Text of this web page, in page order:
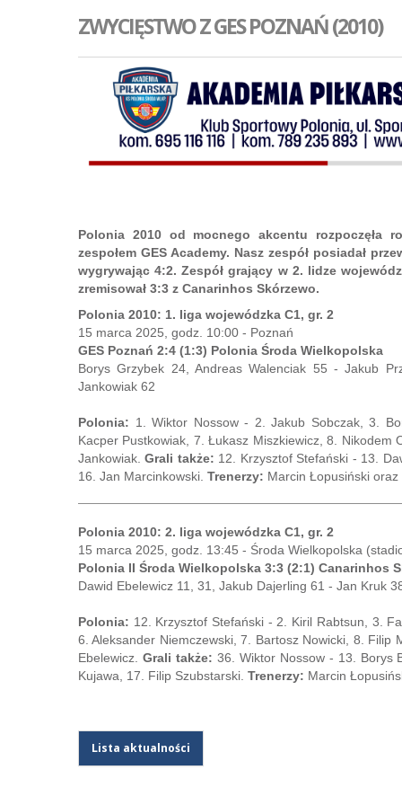
ZWYCIĘSTWO Z GES POZNAŃ (2010)
Polonia 2010 od mocnego akcentu rozpoczęła
zespołem GES Academy. Nasz zespół posiadał
wygrywając 4:2. Zespół grający w 2. lidze
zremisował 3:3 z Canarinhos Skórzewo.
Polonia 2010: 1. liga wojewódzka C1, gr. 2
15 marca 2025, godz. 10:00 - Poznań
GES Poznań 2:4 (1:3) Polonia Środa Wielkopolska
Borys Grzybek 24, Andreas Walenciak 55 - Jakub
Jankowiak 62
Polonia: 1. Wiktor Nossow - 2. Jakub Sobczak, 3.
Kacper Pustkowiak, 7. Łukasz Miszkiewicz, 8.
Jankowiak.Grali także: 12. Krzysztof Stefański - 13.
16. Jan Marcinkowski. Trenerzy: Marcin Łopusiński
Polonia 2010: 2. liga wojewódzka C1, gr. 2
15 marca 2025, godz. 13:45 - Środa Wielkopolska
Polonia II Środa Wielkopolska 3:3 (2:1) Canarinhos
Dawid Ebelewicz 11, 31, Jakub Dajerling 61 - Jan Kruk
Polonia: 12. Krzysztof Stefański - 2. Kiril Rabtsun, 3.
6. Aleksander Niemczewski, 7. Bartosz Nowicki, 8. Filip
Ebelewicz. Grali także: 36. Wiktor Nossow - 13. Borys
Kujawa, 17. Filip Szubstarski. Trenerzy: Marcin
Lista aktualności